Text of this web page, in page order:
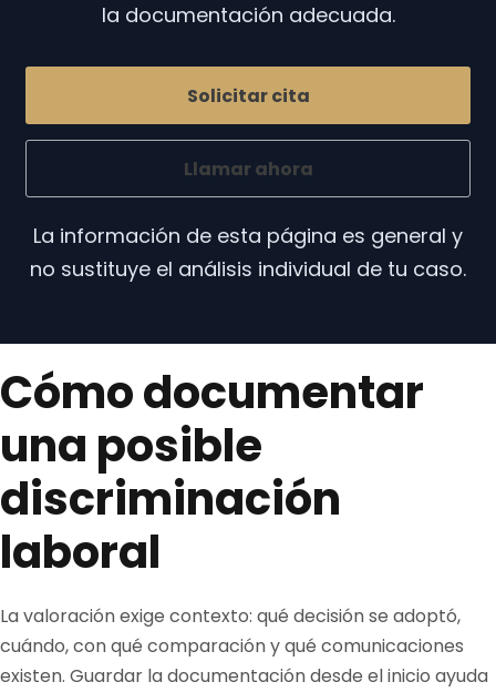
la documentación adecuada.
Solicitar cita
Llamar ahora
La información de esta página es general y
no sustituye el análisis individual de tu caso.
Cómo documentar
una posible
discriminación
laboral
La valoración exige contexto: qué decisión se adoptó,
cuándo, con qué comparación y qué comunicaciones
existen. Guardar la documentación desde el inicio ayuda